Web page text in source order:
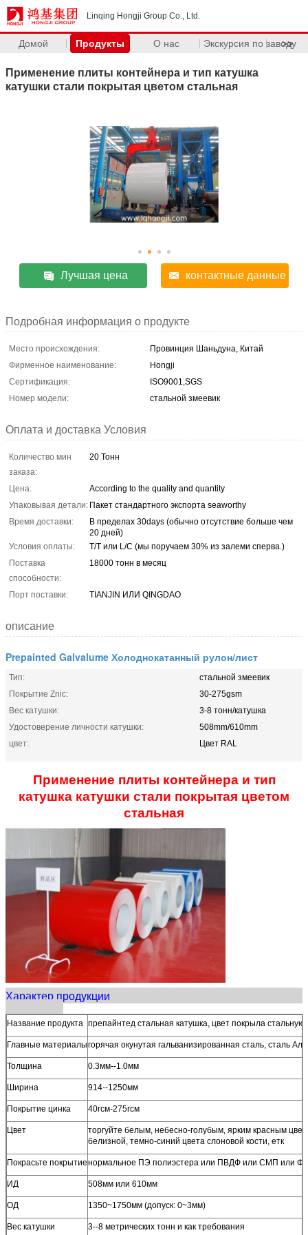
Linqing Hongji Group Co., Ltd.
Домой Продукты О нас Экскурсия по заводу
>>
Применение плиты контейнера и тип катушка
катушки стали покрытая цветом стальная
Лучшая цена контактные данные
Подробная информация о продукте
Место происхождения:
Провинция Шаньдуна, Китай
Фирменное наименование:
Hongji
Сертификация:
ISO9001,SGS
Номер модели:
стальной змеевик
Оплата и доставка Условия
Количество мин
заказа:
20 Тонн
Цена:
According to the quality and quantity
Упаковывая детали: Пакет стандартного экспорта seaworthy
Время доставки:
В пределах 30days (обычно отсутствие больше чем
20 дней)
Условия оплаты:
T/T или L/C (мы поручаем 30% из залеми сперва.)
Поставка
способности:
18000 тонн в месяц
Порт поставки: TIANJIN ИЛИ QINGDAO
описание
Prepainted Galvalume Холоднокатанный рулон/лист
Тип:
стальной змеевик
Покрытие Znic:
30-275gsm
Вес катушки:
3-8 тонн/катушка
Удостоверение личности катушки:
508mm/610mm
цвет:
Цвет RAL
Применение плиты контейнера и тип
катушка катушки стали покрытая цветом
стальная
Характер продукции
Название продукта препайнтед стальная катушка, цвет покрыла стальную
Главные материалыгорячая окунутая гальванизированная сталь, сталь
Толщина 0.3мм--1.0мм
Ширина 914--1250мм
Покрытие цинка 40гсм-275гсм
Цвет
торгуйте белым, небесно-голубым, ярким красным
белизной, темно-синий цвета слоновой кости, етк
Покрасьте покрытиенормальное ПЭ полиэстера или ПВДФ или СМП или
ИД 508мм или 610мм
ОД 1350~1750мм (допуск: 0~3мм)
Вес катушки 3--8 метрических тонн и как требования